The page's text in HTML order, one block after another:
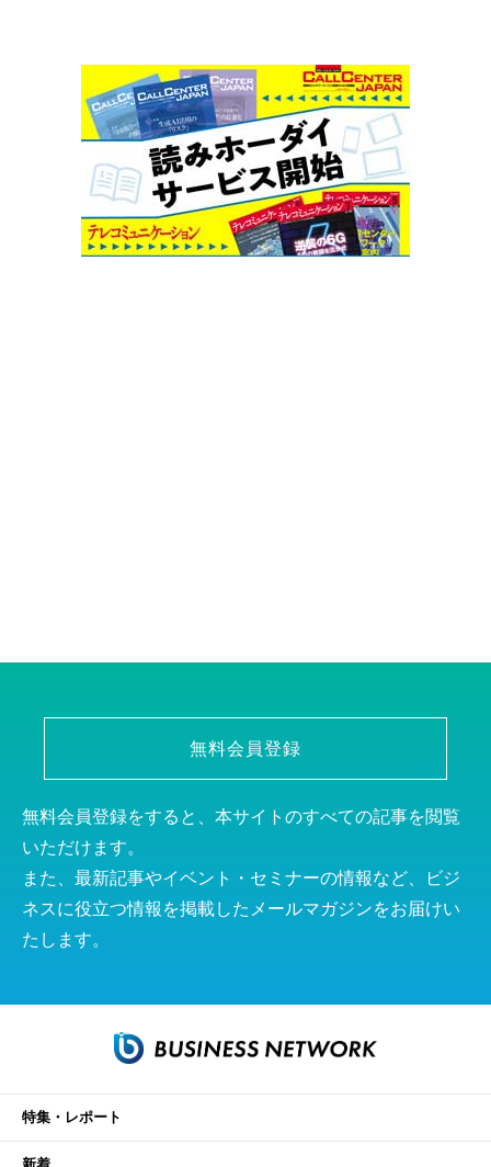
無料会員登録
無料会員登録をすると、本サイトのすべての記事を閲覧
いただけます。
また、最新記事やイベント・セミナーの情報など、ビジ
ネスに役立つ情報を掲載したメールマガジンをお届けい
たします。
特集・レポート